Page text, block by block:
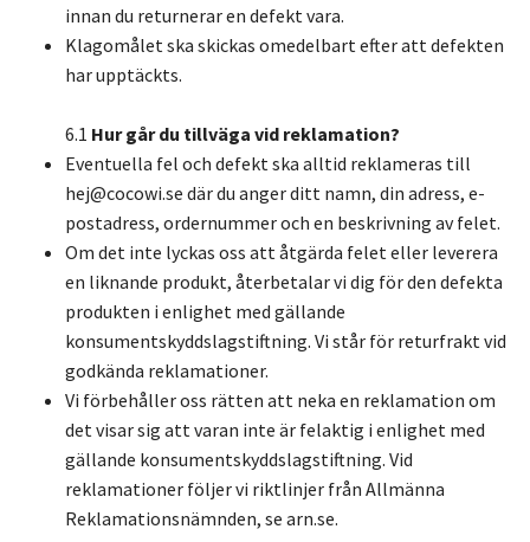
innan du returnerar en defekt vara.
Klagomålet ska skickas omedelbart efter att defekten
har upptäckts.
6.1 Hur går du tillväga vid reklamation?
Eventuella fel och defekt ska alltid reklameras till
hej@cocowi.se där du anger ditt namn, din adress, e-
postadress, ordernummer och en beskrivning av felet.
Om det inte lyckas oss att åtgärda felet eller leverera
en liknande produkt, återbetalar vi dig för den defekta
produkten i enlighet med gällande
konsumentskyddslagstiftning. Vi står för returfrakt vid
godkända reklamationer.
Vi förbehåller oss rätten att neka en reklamation om
det visar sig att varan inte är felaktig i enlighet med
gällande konsumentskyddslagstiftning. Vid
reklamationer följer vi riktlinjer från Allmänna
Reklamationsnämnden, se arn.se.